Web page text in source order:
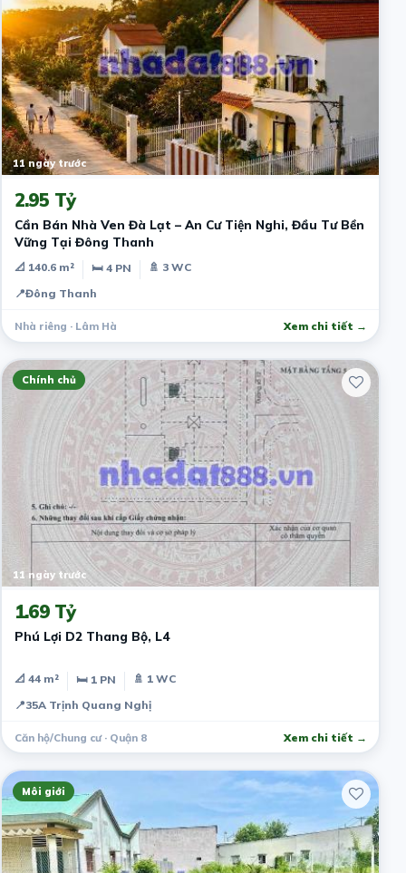
11 ngày trước
2.95 Tỷ
Cần Bán Nhà Ven Đà Lạt – An Cư Tiện Nghi, Đầu Tư Bền
Vững Tại Đông Thanh
📐 140.6 m² 🛏 4 PN
🚿 3 WC
📍Đông Thanh
Nhà riêng · Lâm Hà Xem chi tiết →
Chính chủ
11 ngày trước
1.69 Tỷ
Phú Lợi D2 Thang Bộ, L4
📐 44 m² 🛏 1 PN
🚿 1 WC
📍35A Trịnh Quang Nghị
Căn hộ/Chung cư · Quận 8 Xem chi tiết →
Môi giới